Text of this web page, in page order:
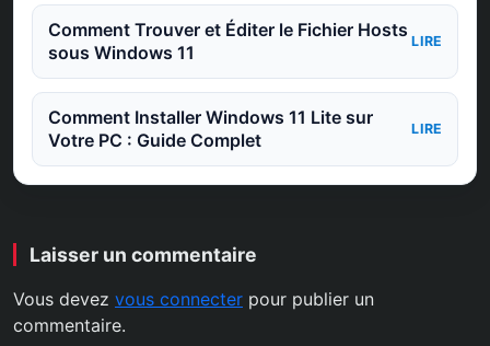
Comment Trouver et Éditer le Fichier Hosts
sous Windows 11
LIRE
Comment Installer Windows 11 Lite sur
Votre PC : Guide Complet
LIRE
Laisser un commentaire
Vous devez vous connecter pour publier un
commentaire.